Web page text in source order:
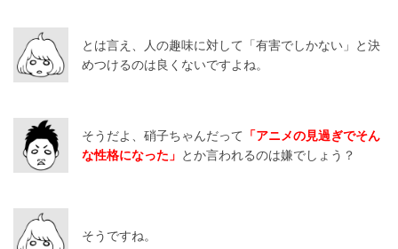
とは言え、人の趣味に対して「有害でしかない」と決
めつけるのは良くないですよね。
そうだよ、硝子ちゃんだって
「アニメの見過ぎでそん
な性格になった」 とか言われるのは嫌でしょう？
そうですね。